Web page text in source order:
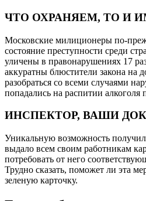
ЧТО ОХРАНЯЕМ, ТО И
Московские милиционеры по-
состояние преступности среди
уличены в правонарушениях 17
аккуратны блюстители закона на
разобраться со всеми случаями
попадались на распитии
ИНСПЕКТОР, ВАШИ
Уникальную возможность
выдало всем своим работникам
потребовать от него
Трудно сказать, поможет ли эта
зеленую карточку.